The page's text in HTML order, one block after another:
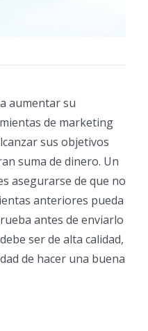
aumentar su
de marketing
sus objetivos
suma de dinero. Un
asegurarse de que no
anteriores pueda
antes de enviarlo
ser de alta calidad,
de hacer una buena